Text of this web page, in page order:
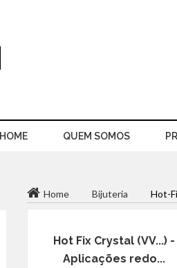
HOME QUEM SOMOS
Home Bijuteria Hot-
Hot Fix Crystal (VV...) -
Aplicações redo...